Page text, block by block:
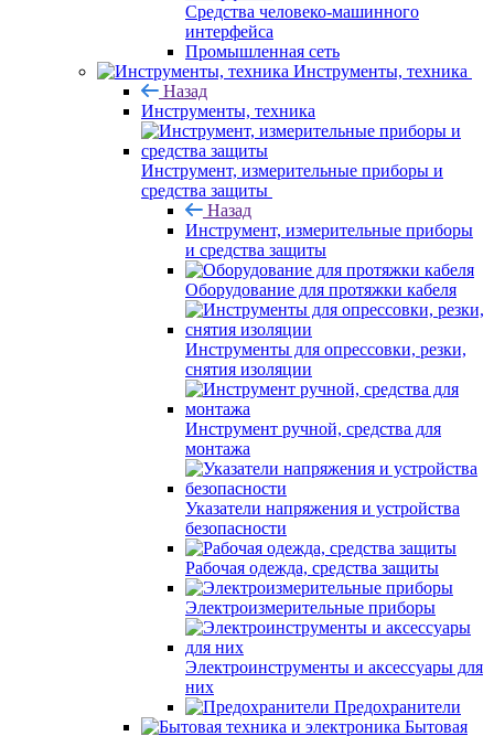
Средства человеко-машинного
интерфейса
Промышленная сеть
Инструменты, техника
Назад
Инструменты, техника
Инструмент, измерительные приборы и
средства защиты
Назад
Инструмент, измерительные приборы
и средства защиты
Оборудование для протяжки кабеля
Инструменты для опрессовки, резки,
снятия изоляции
Инструмент ручной, средства для
монтажа
Указатели напряжения и устройства
безопасности
Рабочая одежда, средства защиты
Электроизмерительные приборы
Электроинструменты и аксессуары для
них
Предохранители
Бытовая